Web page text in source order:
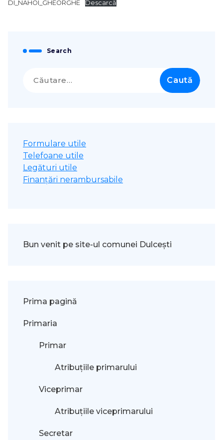
DI_NAHOI_GHEORGHE
Descarcă
Search
după:
Formulare utile
Telefoane utile
Legături utile
Finanțări nerambursabile
Bun venit pe site-ul comunei Dulcești
Prima pagină
Primaria
Primar
Atribuțiile primarului
Viceprimar
Atribuțiile viceprimarului
Secretar